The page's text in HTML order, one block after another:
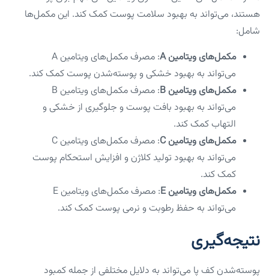
هستند، می‌تواند به بهبود سلامت پوست کمک کند. این مکمل‌ها
شامل:
مکمل‌های ویتامین A
: مصرف مکمل‌های ویتامین A
می‌تواند به بهبود خشکی و پوسته‌شدن پوست کمک کند.
مکمل‌های ویتامین B
: مصرف مکمل‌های ویتامین B
می‌تواند به بهبود بافت پوست و جلوگیری از خشکی و
التهاب کمک کند.
مکمل‌های ویتامین C
: مصرف مکمل‌های ویتامین C
می‌تواند به بهبود تولید کلاژن و افزایش استحکام پوست
کمک کند.
مکمل‌های ویتامین E
: مصرف مکمل‌های ویتامین E
می‌تواند به حفظ رطوبت و نرمی پوست کمک کند.
نتیجه‌گیری
پوسته‌شدن کف پا می‌تواند به دلایل مختلفی از جمله کمبود